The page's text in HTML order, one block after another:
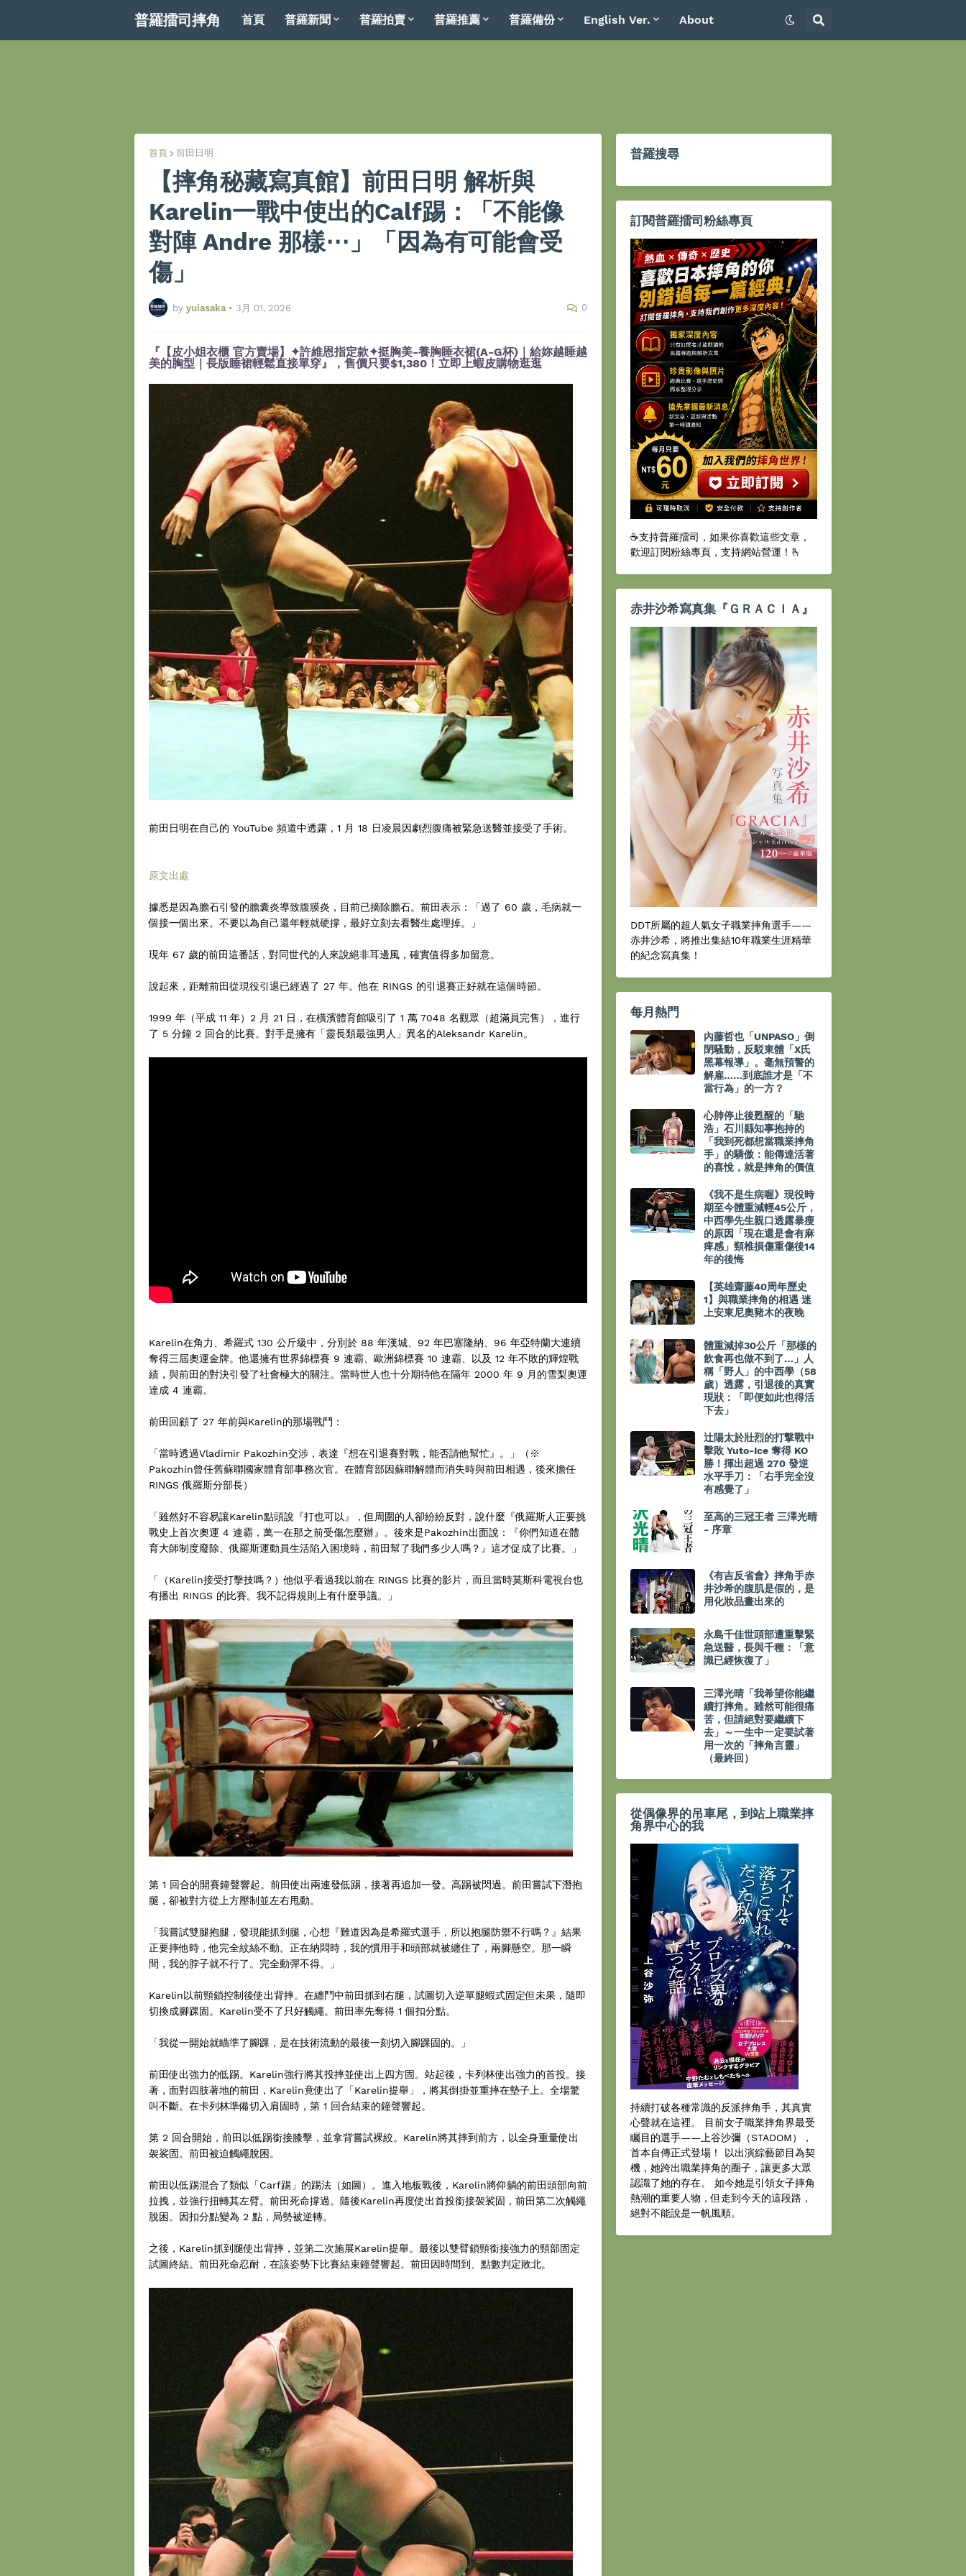
普羅擂司摔角 首頁 普羅新聞 普羅拍賣 普羅推薦 普羅備份 English Ver. About
首頁 前田日明
【摔角秘藏寫真館】前田日明 解析與
Karelin一戰中使出的Calf踢：「不能像
對陣 Andre 那樣⋯」「因為有可能會受
傷」
by yuiasaka • 3月 01, 2026 0
『【皮小姐衣櫃 官方賣場】✦許維恩指定款✦挺胸美-養胸睡衣裙(A-G杯)｜給妳越睡越
美的胸型｜長版睡裙輕鬆直接單穿』，售價只要$1,380！立即上蝦皮購物逛逛
前田日明在自己的 YouTube 頻道中透露，1 月 18 日凌晨因劇烈腹痛被緊急送醫並接受了手術。
原文出處
據悉是因為膽石引發的膽囊炎導致腹膜炎，目前已摘除膽石。前田表示：「過了 60 歲，毛病就一
個接一個出來。不要以為自己還年輕就硬撐，最好立刻去看醫生處理掉。」
現年 67 歲的前田這番話，對同世代的人來說絕非耳邊風，確實值得多加留意。
說起來，距離前田從現役引退已經過了 27 年。他在 RINGS 的引退賽正好就在這個時節。
1999 年（平成 11 年）2 月 21 日，在橫濱體育館吸引了 1 萬 7048 名觀眾（超滿員完售），進行
了 5 分鐘 2 回合的比賽。對手是擁有「靈長類最強男人」異名的Aleksandr Karelin。
Karelin在角力、希羅式 130 公斤級中，分別於 88 年漢城、92 年巴塞隆納、96 年亞特蘭大連續
奪得三屆奧運金牌。他還擁有世界錦標賽 9 連霸、歐洲錦標賽 10 連霸、以及 12 年不敗的輝煌戰
績，與前田的對決引發了社會極大的關注。當時世人也十分期待他在隔年 2000 年 9 月的雪梨奧運
達成 4 連霸。
前田回顧了 27 年前與Karelin的那場戰鬥：
「當時透過Vladimir Pakozhin交涉，表達『想在引退賽對戰，能否請他幫忙』。」（※
Pakozhin曾任舊蘇聯國家體育部事務次官。在體育部因蘇聯解體而消失時與前田相遇，後來擔任
RINGS 俄羅斯分部長）
「雖然好不容易讓Karelin點頭說『打也可以』，但周圍的人卻紛紛反對，說什麼『俄羅斯人正要挑
戰史上首次奧運 4 連霸，萬一在那之前受傷怎麼辦』。後來是Pakozhin出面說：『你們知道在體
育大師制度廢除、俄羅斯運動員生活陷入困境時，前田幫了我們多少人嗎？』這才促成了比賽。」
「（Karelin接受打擊技嗎？）他似乎看過我以前在 RINGS 比賽的影片，而且當時莫斯科電視台也
有播出 RINGS 的比賽。我不記得規則上有什麼爭議。」
第 1 回合的開賽鐘聲響起。前田使出兩連發低踢，接著再追加一發。高踢被閃過。前田嘗試下潛抱
腿，卻被對方從上方壓制並左右甩動。
「我嘗試雙腿抱腿，發現能抓到腿，心想『難道因為是希羅式選手，所以抱腿防禦不行嗎？』結果
正要摔他時，他完全紋絲不動。正在納悶時，我的慣用手和頭部就被纏住了，兩腳懸空。那一瞬
間，我的脖子就不行了。完全動彈不得。」
Karelin以前頸鎖控制後使出背摔。在纏鬥中前田抓到右腿，試圖切入逆單腿蝦式固定但未果，隨即
切換成腳踝固。Karelin受不了只好觸繩。前田率先奪得 1 個扣分點。
「我從一開始就瞄準了腳踝，是在技術流動的最後一刻切入腳踝固的。」
前田使出強力的低踢。Karelin強行將其投摔並使出上四方固。站起後，卡列林使出強力的首投。接
著，面對四肢著地的前田，Karelin竟使出了「Karelin提舉」，將其倒掛並重摔在墊子上。全場驚
叫不斷。在卡列林準備切入肩固時，第 1 回合結束的鐘聲響起。
第 2 回合開始，前田以低踢銜接膝擊，並拿背嘗試裸絞。Karelin將其摔到前方，以全身重量使出
袈裟固。前田被迫觸繩脫困。
前田以低踢混合了類似「Carf踢」的踢法（如圖）。進入地板戰後，Karelin將仰躺的前田頭部向前
拉拽，並強行扭轉其左臂。前田死命撐過。隨後Karelin再度使出首投銜接袈裟固，前田第二次觸繩
脫困。因扣分點變為 2 點，局勢被逆轉。
之後，Karelin抓到腿使出背摔，並第二次施展Karelin提舉。最後以雙臂鎖頸銜接強力的頸部固定
試圖終結。前田死命忍耐，在該姿勢下比賽結束鐘聲響起。前田因時間到、點數判定敗北。
普羅搜尋
訂閱普羅擂司粉絲專頁
☕️支持普羅擂司，如果你喜歡這些文章，
歡迎訂閱粉絲專頁，支持網站營運！🫰
赤井沙希寫真集『ＧＲＡＣＩＡ』
DDT所屬的超人氣女子職業摔角選手——
赤井沙希，將推出集結10年職業生涯精華
的紀念寫真集！
每月熱門
內藤哲也「UNPASO」倒
閉騷動，反駁東體「X氏
黑幕報導」。毫無預警的
解雇……到底誰才是「不
當行為」的一方？
心肺停止後甦醒的「馳
浩」石川縣知事抱持的
「我到死都想當職業摔角
手」的驕傲：能傳達活著
的喜悅，就是摔角的價值
《我不是生病喔》現役時
期至今體重減輕45公斤，
中西學先生親口透露暴瘦
的原因「現在還是會有麻
痺感」頸椎損傷重傷後14
年的後悔
【英雄齋藤40周年歷史
1】與職業摔角的相遇 迷
上安東尼奧豬木的夜晚
體重減掉30公斤「那樣的
飲食再也做不到了…」人
稱「野人」的中西學（58
歲）透露，引退後的真實
現狀：「即便如此也得活
下去」
辻陽太於壯烈的打撃戰中
擊敗 Yuto-Ice 奪得 KO
勝！揮出超過 270 發逆
水平手刀：「右手完全沒
有感覺了」
至高的三冠王者 三澤光晴
- 序章
《有吉反省會》摔角手赤
井沙希的腹肌是假的，是
用化妝品畫出來的
永島千佳世頭部遭重擊緊
急送醫，長與千種：「意
識已經恢復了」
三澤光晴「我希望你能繼
續打摔角。雖然可能很痛
苦，但請絕對要繼續下
去」～一生中一定要試著
用一次的「摔角言靈」
（最終回）
從偶像界的吊車尾，到站上職業摔
角界中心的我
持續打破各種常識的反派摔角手，其真實
心聲就在這裡。 目前女子職業摔角界最受
矚目的選手——上谷沙彌（STADOM），
首本自傳正式登場！ 以出演綜藝節目為契
機，她跨出職業摔角的圈子，讓更多大眾
認識了她的存在。 如今她是引領女子摔角
熱潮的重要人物，但走到今天的這段路，
絕對不能說是一帆風順。